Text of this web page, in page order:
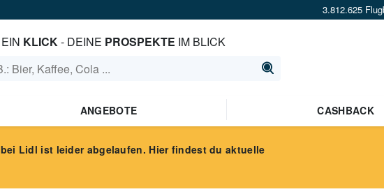
3.812.625
EIN KLICK- DEINE PROSPEKTE IM BLICK
ANGEBOTE CASHBACK
bei Lidl ist leider abgelaufen. Hier findest du aktuelle